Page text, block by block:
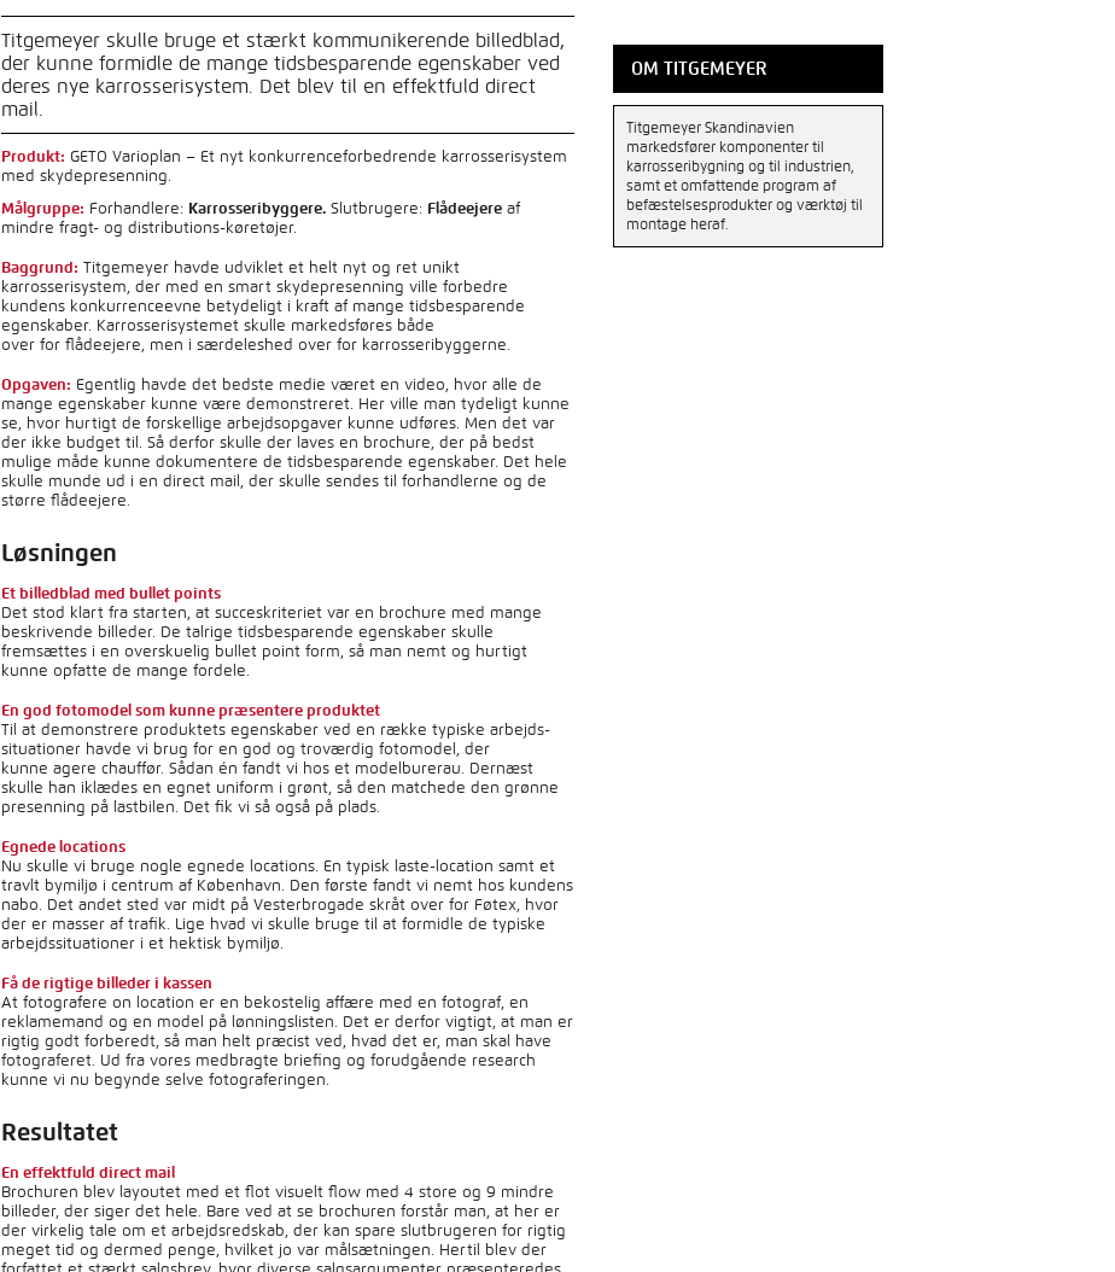
Titgemeyer skulle bruge et stærkt kommunikerende billedblad,
der kunne formidle de mange tidsbesparende egenskaber ved
deres nye karrosserisystem. Det blev til en effektfuld direct
mail.
Produkt: GETO Varioplan – Et nyt konkurrenceforbedrende karrosserisystem
med skydepresenning.
Målgruppe: Forhandlere: Karrosseribyggere. Slutbrugere: Flådeejere af
mindre fragt- og distributions-køretøjer.
Baggrund: Titgemeyer havde udviklet et helt nyt og ret unikt
karrosserisystem, der med en smart skydepresenning ville forbedre
kundens konkurrenceevne betydeligt i kraft af mange tidsbesparende
egenskaber. Karrosserisystemet skulle markedsføres både
over for flådeejere, men i særdeleshed over for karrosseribyggerne.
Opgaven: Egentlig havde det bedste medie været en video, hvor alle de
mange egenskaber kunne være demonstreret. Her ville man tydeligt kunne
se, hvor hurtigt de forskellige arbejdsopgaver kunne udføres. Men det var
der ikke budget til. Så derfor skulle der laves en brochure, der på bedst
mulige måde kunne dokumentere de tidsbesparende egenskaber. Det hele
skulle munde ud i en direct mail, der skulle sendes til forhandlerne og de
større flådeejere.
Løsningen
Et billedblad med bullet points
Det stod klart fra starten, at succeskriteriet var en brochure med mange
beskrivende billeder. De talrige tidsbesparende egenskaber skulle
fremsættes i en overskuelig bullet point form, så man nemt og hurtigt
kunne opfatte de mange fordele.
En god fotomodel som kunne præsentere produktet
Til at demonstrere produktets egenskaber ved en række typiske arbejds-
situationer havde vi brug for en god og troværdig fotomodel, der
kunne agere chauffør. Sådan én fandt vi hos et modelburerau. Dernæst
skulle han iklædes en egnet uniform i grønt, så den matchede den grønne
presenning på lastbilen. Det fik vi så også på plads.
Egnede locations
Nu skulle vi bruge nogle egnede locations. En typisk laste-location samt et
travlt bymiljø i centrum af København. Den første fandt vi nemt hos kundens
nabo. Det andet sted var midt på Vesterbrogade skråt over for Føtex, hvor
der er masser af trafik. Lige hvad vi skulle bruge til at formidle de typiske
arbejdssituationer i et hektisk bymiljø.
Få de rigtige billeder i kassen
At fotografere on location er en bekostelig affære med en fotograf, en
reklamemand og en model på lønningslisten. Det er derfor vigtigt, at man er
rigtig godt forberedt, så man helt præcist ved, hvad det er, man skal have
fotograferet. Ud fra vores medbragte briefing og forudgående research
kunne vi nu begynde selve fotograferingen.
Resultatet
En effektfuld direct mail
Brochuren blev layoutet med et flot visuelt flow med 4 store og 9 mindre
billeder, der siger det hele. Bare ved at se brochuren forstår man, at her er
der virkelig tale om et arbejdsredskab, der kan spare slutbrugeren for rigtig
meget tid og dermed penge, hvilket jo var målsætningen. Hertil blev der
OM TITGEMEYER
Titgemeyer Skandinavien
markedsfører komponenter til
karrosseribygning og til industrien,
samt et omfattende program af
befæstelsesprodukter og værktøj til
montage heraf.